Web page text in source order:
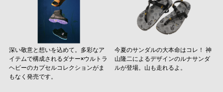
深い敬意と想いを込めて。多彩なア
イテムで構成されるダナー×ウルトラ
ヘビーのカプセルコレクションがま
もなく発売です。
今夏のサンダルの大本命はコレ！ 神
山隆二によるデザインのルナサンダ
ルが登場。山も走れるよ。